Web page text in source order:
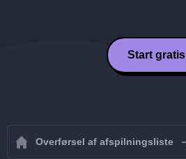
Start gratis
Overførsel af afspilningsliste